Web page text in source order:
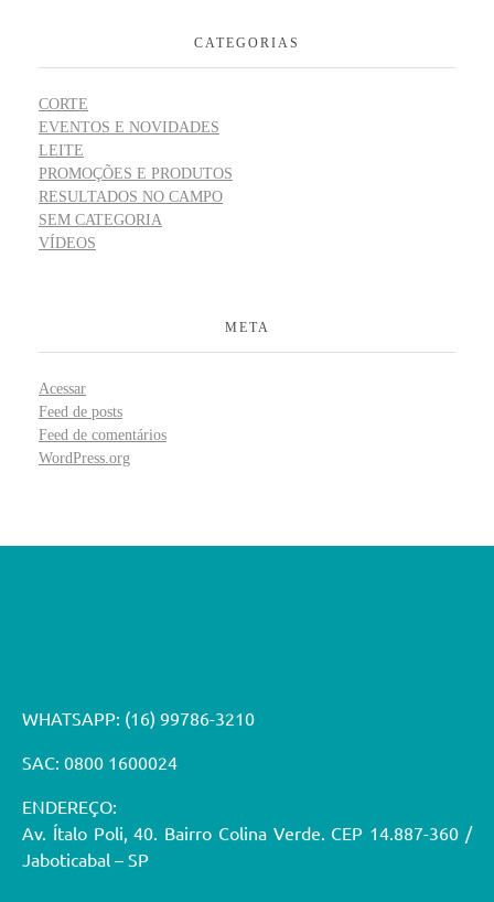
CATEGORIAS
CORTE
EVENTOS E NOVIDADES
LEITE
PROMOÇÕES E PRODUTOS
RESULTADOS NO CAMPO
SEM CATEGORIA
VÍDEOS
META
Acessar
Feed de posts
Feed de comentários
WordPress.org
WHATSAPP: (16) 99786-3210
SAC: 0800 1600024
ENDEREÇO:
Av. Ítalo Poli, 40. Bairro Colina Verde. CEP 14.887-360 /
Jaboticabal – SP